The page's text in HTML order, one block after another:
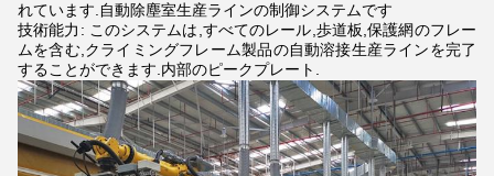
れています.自動除塵室生産ラインの制御システムです
技術能力: このシステムは,すべてのレール,歩道板,保護網のフレー
ムを含む,クライミングフレーム製品の自動溶接生産ラインを完了
することができます.内部のピークプレート.